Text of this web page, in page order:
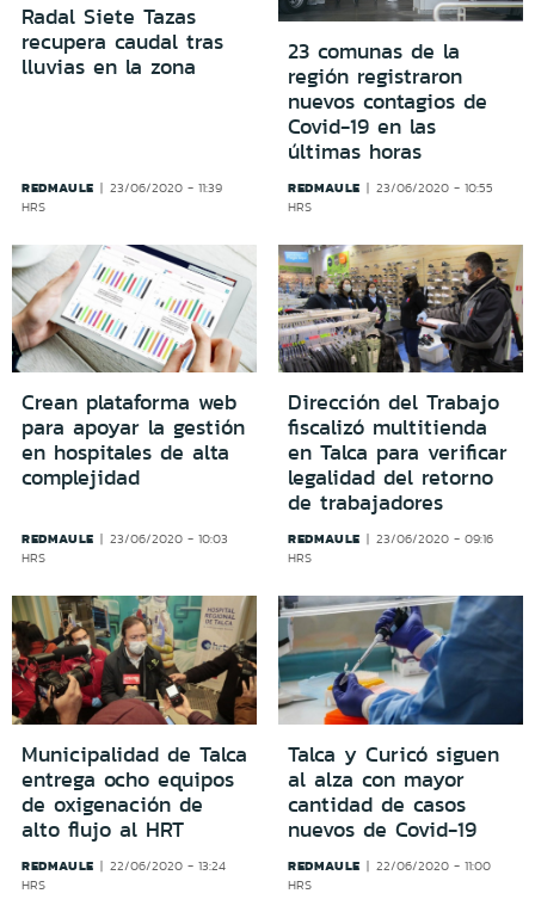
Radal Siete Tazas
recupera caudal tras
lluvias en la zona
REDMAULE
23/06/2020 - 11:39
HRS
23 comunas de la
región registraron
nuevos contagios de
Covid-19 en las
últimas horas
REDMAULE
23/06/2020 - 10:55
HRS
Crean plataforma web
para apoyar la gestión
en hospitales de alta
complejidad
REDMAULE
23/06/2020 - 10:03
HRS
Dirección del Trabajo
fiscalizó multitienda
en Talca para verificar
legalidad del retorno
de trabajadores
REDMAULE
23/06/2020 - 09:16
HRS
Municipalidad de Talca
entrega ocho equipos
de oxigenación de
alto flujo al HRT
REDMAULE
22/06/2020 - 13:24
HRS
Talca y Curicó siguen
al alza con mayor
cantidad de casos
nuevos de Covid-19
REDMAULE
22/06/2020 - 11:00
HRS